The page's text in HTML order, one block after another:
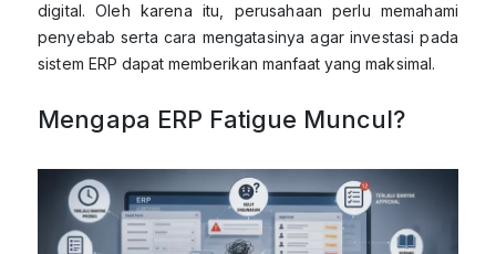
digital. Oleh karena itu, perusahaan perlu memahami
penyebab serta cara mengatasinya agar investasi pada
sistem ERP dapat memberikan manfaat yang maksimal.
Mengapa ERP Fatigue Muncul?